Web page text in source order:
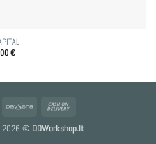
€
MasterCardPaysera
Delivery
2026 © DDWorkshop.lt